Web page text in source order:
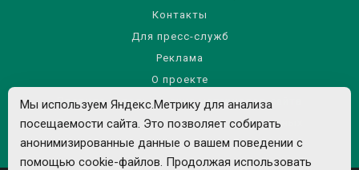
Контакты
Для пресс-служб
Реклама
О проекте
Правила использования материалов сайта
Политика обработки персональных данных
Мы используем Яндекс.Метрику для анализа
посещаемости сайта. Это позволяет собирать
анонимизированные данные о вашем поведении с
помощью cookie-файлов. Продолжая использовать